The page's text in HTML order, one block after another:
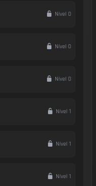
Nível 0
Nível 0
Nível 0
Nível 1
Nível 1
Nível 1